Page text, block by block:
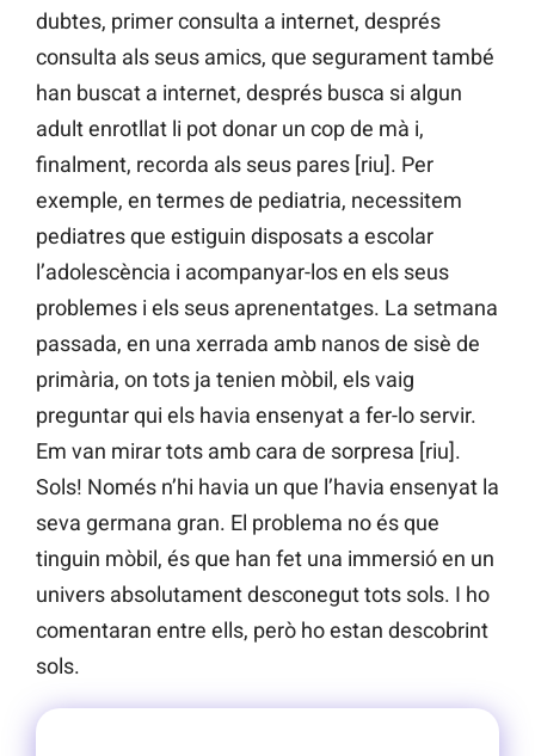
dubtes, primer consulta a internet, després
consulta als seus amics, que segurament també
han buscat a internet, després busca si algun
adult enrotllat li pot donar un cop de mà i,
finalment, recorda als seus pares [riu]. Per
exemple, en termes de pediatria, necessitem
pediatres que estiguin disposats a escolar
l’adolescència i acompanyar-los en els seus
problemes i els seus aprenentatges. La setmana
passada, en una xerrada amb nanos de sisè de
primària, on tots ja tenien mòbil, els vaig
preguntar qui els havia ensenyat a fer-lo servir.
Em van mirar tots amb cara de sorpresa [riu].
Sols! Només n’hi havia un que l’havia ensenyat la
seva germana gran. El problema no és que
tinguin mòbil, és que han fet una immersió en un
univers absolutament desconegut tots sols. I ho
comentaran entre ells, però ho estan descobrint
sols.